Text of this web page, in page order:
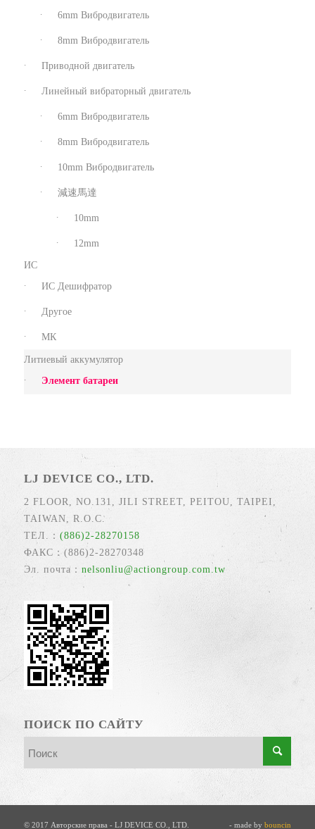
6mm Вибродвигатель
8mm Вибродвигатель
Приводной двигатель
Линейный вибраторный двигатель
6mm Вибродвигатель
8mm Вибродвигатель
10mm Вибродвигатель
減速馬達
10mm
12mm
ИС
ИС Дешифратор
Другое
МК
Литиевый аккумулятор
Элемент батареи
LJ DEVICE CO., LTD.
2 FLOOR, NO.131, JILI STREET, PEITOU, TAIPEI,
TAIWAN, R.O.C.
ТЕЛ.： (886)2-28270158
ФАКС：(886)2-28270348
Эл. почта： nelsonliu@actiongroup.com.tw
ПОИСК ПО САЙТУ
© 2017 Авторские права - LJ DEVICE CO., LTD. - made bybouncin